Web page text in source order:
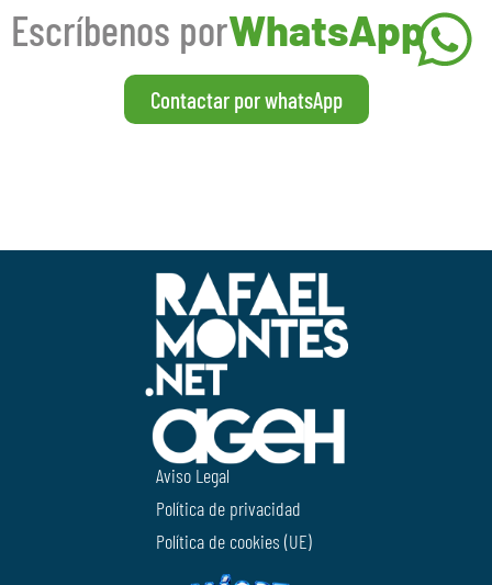
Escríbenos porWhatsApp
Contactar por whatsApp
Aviso Legal
Política de privacidad
Política de cookies (UE)